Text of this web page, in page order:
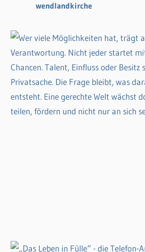
wendlandkirche